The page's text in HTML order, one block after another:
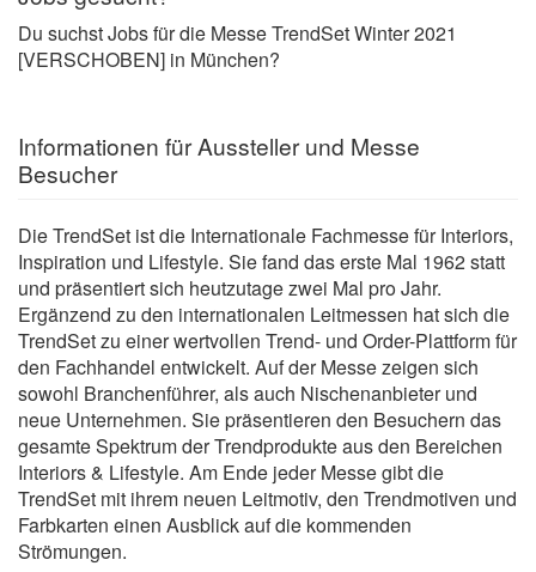
Du suchst Jobs für die Messe TrendSet Winter 2021
[VERSCHOBEN] in München?
Informationen für Aussteller und Messe
Besucher
Die TrendSet ist die Internationale Fachmesse für Interiors,
Inspiration und Lifestyle. Sie fand das erste Mal 1962 statt
und präsentiert sich heutzutage zwei Mal pro Jahr.
Ergänzend zu den internationalen Leitmessen hat sich die
TrendSet zu einer wertvollen Trend- und Order-Plattform für
den Fachhandel entwickelt. Auf der Messe zeigen sich
sowohl Branchenführer, als auch Nischenanbieter und
neue Unternehmen. Sie präsentieren den Besuchern das
gesamte Spektrum der Trendprodukte aus den Bereichen
Interiors & Lifestyle. Am Ende jeder Messe gibt die
TrendSet mit ihrem neuen Leitmotiv, den Trendmotiven und
Farbkarten einen Ausblick auf die kommenden
Strömungen.